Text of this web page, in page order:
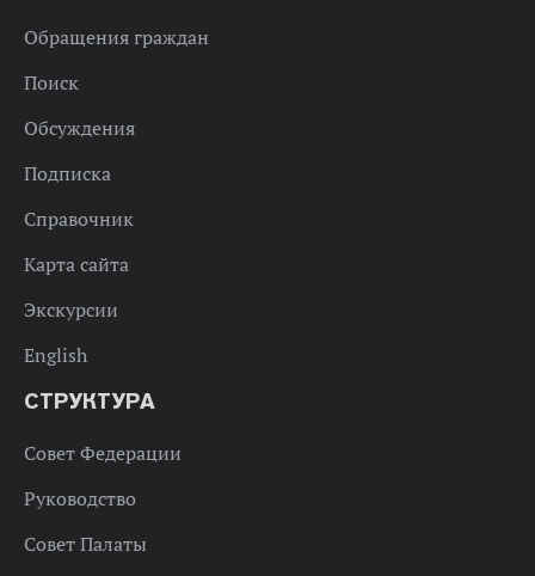
Обращения граждан
Поиск
Обсуждения
Подписка
Справочник
Карта сайта
Экскурсии
English
СТРУКТУРА
Совет Федерации
Руководство
Совет Палаты